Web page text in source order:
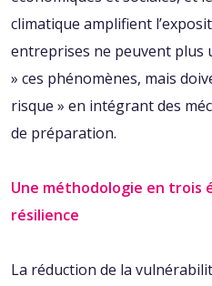
climatique amplifient
entreprises ne peuvent plus
» ces phénomènes, mais
risque » en intégrant des
de préparation.
Une méthodologie en trois
résilience
La réduction de la